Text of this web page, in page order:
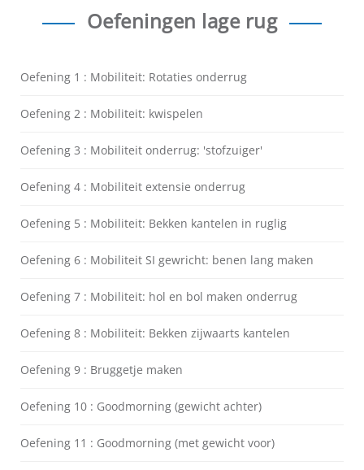
Oefeningen lage rug
Oefening 1 : Mobiliteit: Rotaties onderrug
Oefening 2 : Mobiliteit: kwispelen
Oefening 3 : Mobiliteit onderrug: 'stofzuiger'
Oefening 4 : Mobiliteit extensie onderrug
Oefening 5 : Mobiliteit: Bekken kantelen in ruglig
Oefening 6 : Mobiliteit SI gewricht: benen lang maken
Oefening 7 : Mobiliteit: hol en bol maken onderrug
Oefening 8 : Mobiliteit: Bekken zijwaarts kantelen
Oefening 9 : Bruggetje maken
Oefening 10 : Goodmorning (gewicht achter)
Oefening 11 : Goodmorning (met gewicht voor)